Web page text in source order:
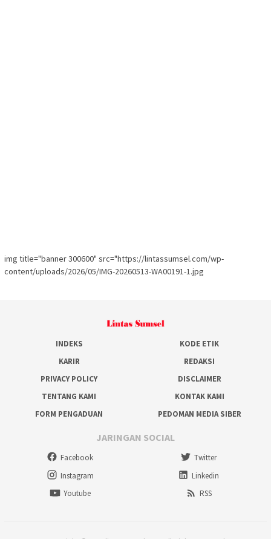
img title="banner 300600" src="https://lintassumsel.com/wp-
content/uploads/2026/05/IMG-20260513-WA00191-1.jpg
INDEKS
KODE ETIK
KARIR
REDAKSI
PRIVACY POLICY
DISCLAIMER
TENTANG KAMI
KONTAK KAMI
FORM PENGADUAN
PEDOMAN MEDIA SIBER
JARINGAN SOCIAL
Facebook
Twitter
Instagram
Linkedin
Youtube
RSS